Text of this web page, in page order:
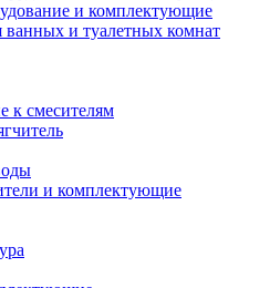
и комплектующие
ванных и туалетных комнат
к смесителям
и комплектующие